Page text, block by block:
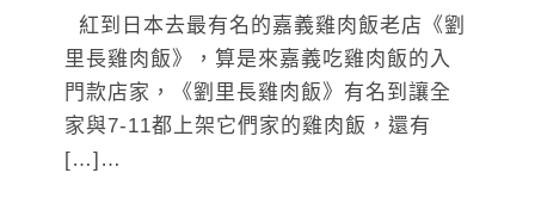
紅到日本去最有名的嘉義雞肉飯老店《劉
里長雞肉飯》，算是來嘉義吃雞肉飯的入
門款店家，《劉里長雞肉飯》有名到讓全
家與7-11都上架它們家的雞肉飯，還有
[…]…